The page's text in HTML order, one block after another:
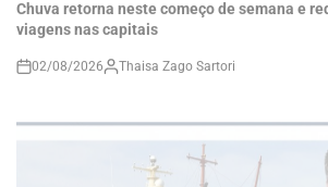
on
02/08/2026 Thaisa Zago Sartori